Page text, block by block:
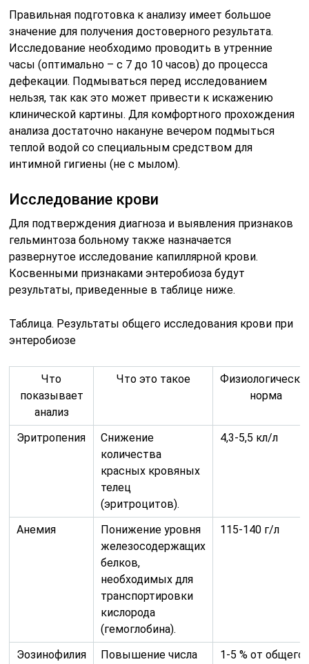
Правильная подготовка к анализу имеет большое
значение для получения достоверного результата.
Исследование необходимо проводить в утренние
часы (оптимально – с 7 до 10 часов) до процесса
дефекации. Подмываться перед исследованием
нельзя, так как это может привести к искажению
клинической картины. Для комфортного прохождения
анализа достаточно накануне вечером подмыться
теплой водой со специальным средством для
интимной гигиены (не с мылом).
Исследование крови
Для подтверждения диагноза и выявления признаков
гельминтоза больному также назначается
развернутое исследование капиллярной крови.
Косвенными признаками энтеробиоза будут
результаты, приведенные в таблице ниже.
Таблица. Результаты общего исследования крови при
энтеробиозе
Что
показывает
анализ
Что это такое
норма
Эритропения
Снижение
количества
красных кровяных
телец
(эритроцитов).
4,3-5,5 кл/л
Анемия
Понижение уровня
железосодержащих
белков,
необходимых для
транспортировки
кислорода
(гемоглобина).
115-140 г/л
Эозинофилия
Повышение числа
1-5 % от общего